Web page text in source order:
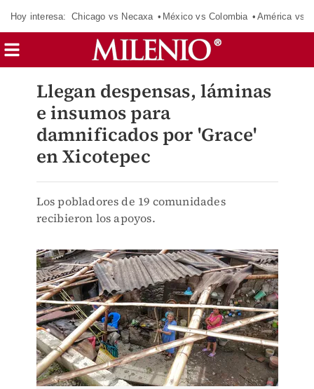
Hoy interesa: Chicago vs Necaxa México vs Colombia América vs
Llegan despensas, láminas
e insumos para
damnificados por 'Grace'
en Xicotepec
Los pobladores de 19 comunidades
recibieron los apoyos.